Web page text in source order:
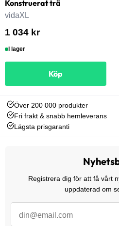
Konstruerat trä
vidaXL
1 034 kr
I lager
Köp
Över 200 000 produkter
Fri frakt & snabb hemleverans
Lägsta prisgaranti
Registrera dig för att få vårt
uppdaterad om